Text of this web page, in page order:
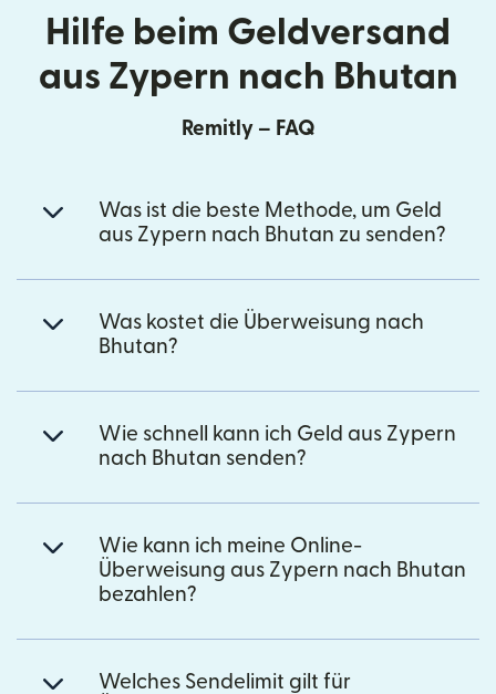
Hilfe beim Geldversand
aus Zypern nach Bhutan
Remitly – FAQ
Was ist die beste Methode, um Geld
aus Zypern nach Bhutan zu senden?
Was kostet die Überweisung nach
Bhutan?
Wie schnell kann ich Geld aus Zypern
nach Bhutan senden?
Wie kann ich meine Online-
Überweisung aus Zypern nach Bhutan
bezahlen?
Welches Sendelimit gilt für